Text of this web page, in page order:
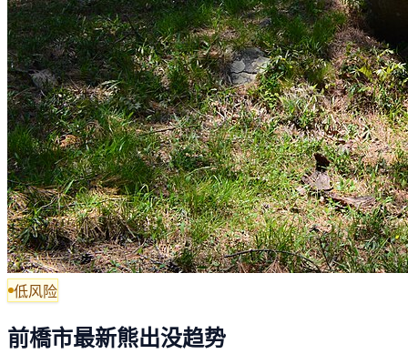
低风险
前橋市最新熊出没趋势